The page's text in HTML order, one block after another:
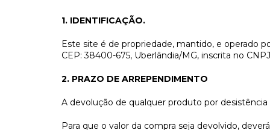
1. IDENTIFICAÇÃO.
Este site é de propriedade, mantido, e operado
CEP: 38400-675, Uberlândia/MG, inscrita no
2. PRAZO DE ARREPENDIMENTO
A devolução de qualquer produto por
Para que o valor da compra seja devolvido,